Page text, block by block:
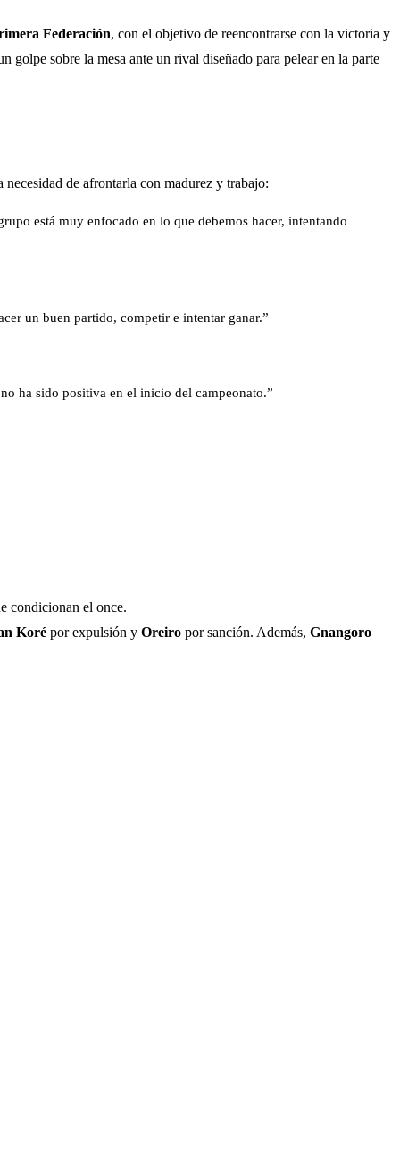
Federación, con el objetivo de reencontrarse con la victoria y
sobre la mesa ante un rival diseñado para pelear en la parte
de afrontarla con madurez y trabajo:
está muy enfocado en lo que debemos hacer, intentando
un buen partido, competir e intentar ganar.”
ha sido positiva en el inicio del campeonato.”
condicionan el once.
Koré por expulsión y Oreiro por sanción. Además, Gnangoro